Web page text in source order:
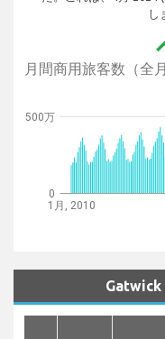
し
月間商用旅客数（全月
1月, 2010
0
500万
Gatwick